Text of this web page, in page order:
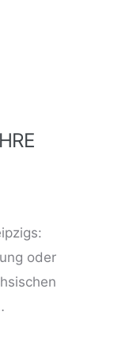
oder